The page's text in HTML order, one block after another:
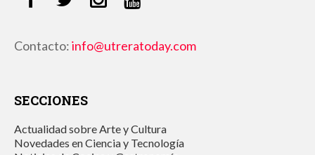
Contacto:info@utreratoday.com
SECCIONES
Actualidad sobre Arte y Cultura
Novedades en Ciencia y Tecnología